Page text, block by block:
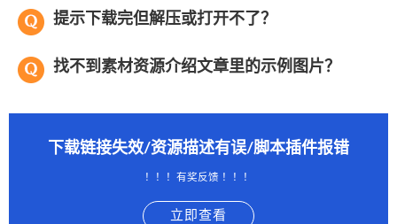
提示下载完但解压或打开不了？
找不到素材资源介绍文章里的示例图片？
下载链接失效/资源描述有误/脚本插件报错
！！！有奖反馈 ！！！
立即查看